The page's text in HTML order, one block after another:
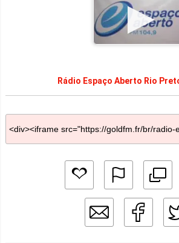
Rádio Espaço Aberto Rio